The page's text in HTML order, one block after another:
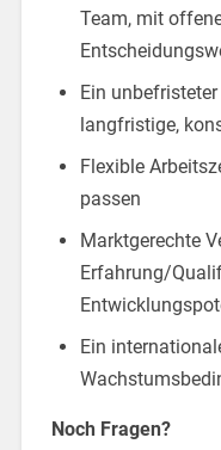
Team, mit
Ein
langfristige,
Flexible
passen
Marktgerechte
Erfahrung/
Ein
Noch Fragen?